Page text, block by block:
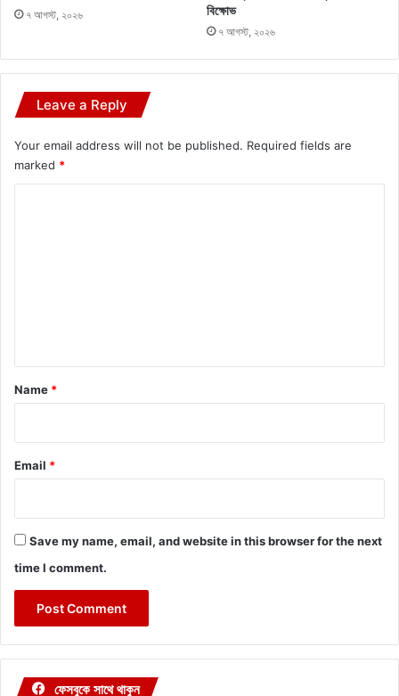
৭ আগস্ট, ২০২৬
বিক্ষোভ
৭ আগস্ট, ২০২৬
Leave a Reply
Your email address will not be published. Required fields are
marked *
*
Name *
Email *
Save my name, email, and website in this browser for the next
time I comment.
ফেসবুকে সাথে থাকুন